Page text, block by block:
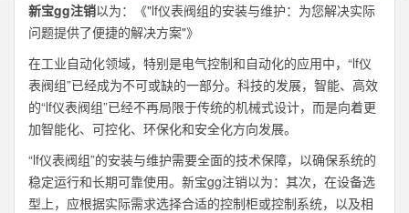
新宝gg注销以为：《"lf仪表阀组的安装与维护：为您解决实际
问题提供了便捷的解决方案"》
在工业自动化领域，特别是电气控制和自动化的应用中，“lf仪
表阀组”已经成为不可或缺的一部分。科技的发展，智能、高效
的“lf仪表阀组”已经不再局限于传统的机械式设计，而是向着更
加智能化、可控化、环保化和安全化方向发展。
“lf仪表阀组”的安装与维护需要全面的技术保障，以确保系统的
稳定运行和长期可靠使用。新宝gg注销以为：其次，在设备选
型上，应根据实际需求选择合适的控制柜或控制系统，以及相